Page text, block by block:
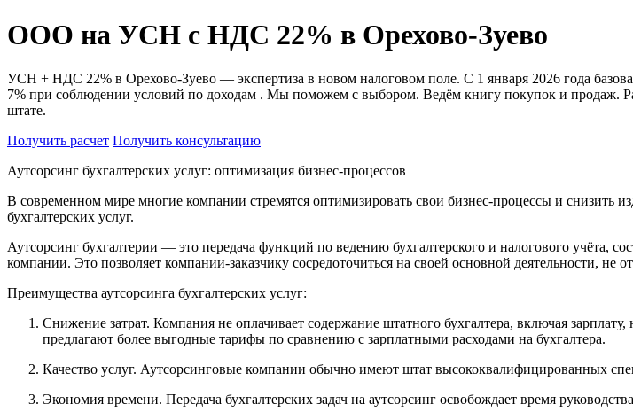
ООО на УСН с НДС 22% в Орехово-Зуево
УСН + НДС 22% в Орехово-Зуево — экспертиза в новом налоговом поле. С 1 января 2026 года
7% при соблюдении условий по доходам . Мы поможем с выбором. Ведём книгу покупок и продаж.
штате.
Получить расчет Получить консультацию
Аутсорсинг бухгалтерских услуг: оптимизация бизнес-процессов
В современном мире многие компании стремятся оптимизировать свои бизнес-процессы и снизить
бухгалтерских услуг.
Аутсорсинг бухгалтерии — это передача функций по ведению бухгалтерского и налогового учёта,
компании. Это позволяет компании-заказчику сосредоточиться на своей основной деятельности, не
Преимущества аутсорсинга бухгалтерских услуг:
Снижение затрат. Компания не оплачивает содержание штатного бухгалтера, включая
предлагают более выгодные тарифы по сравнению с зарплатными расходами на бухгалтера.
Качество услуг. Аутсорсинговые компании обычно имеют штат высококвалифицированных
Экономия времени. Передача бухгалтерских задач на аутсорсинг освобождает время